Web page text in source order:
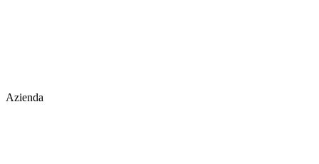
Azienda